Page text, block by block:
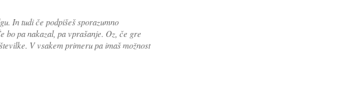
In tudi če podpišeš sporazumno
bo pa nakazal, pa vprašanje. Oz, če gre
V vsakem primeru pa imaš možnost